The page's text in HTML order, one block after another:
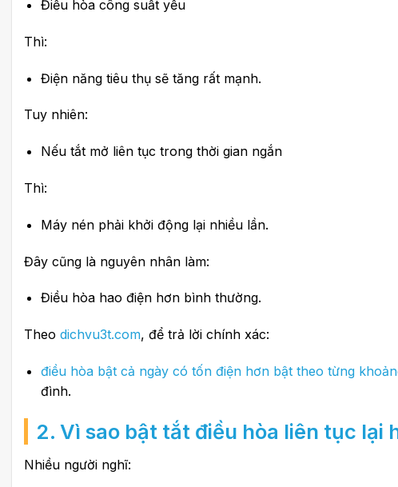
Điều hòa công suất yếu
Thì:
Điện năng tiêu thụ sẽ tăng rất mạnh.
Tuy nhiên:
Nếu tắt mở liên tục trong thời gian ngắn
Thì:
Máy nén phải khởi động lại nhiều lần.
Đây cũng là nguyên nhân làm:
Điều hòa hao điện hơn bình thường.
Theo dichvu3t.com, để trả lời chính xác:
điều hòa bật cả ngày có tốn điện hơn bật theo từng
đình.
2. Vì sao bật tắt điều hòa liên tục lại
Nhiều người nghĩ: